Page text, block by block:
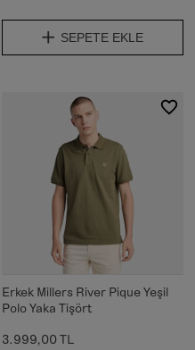
SEPETE EKLE
Erkek Millers River Pique Yeşil
Polo Yaka Tişört
3.999,00 TL